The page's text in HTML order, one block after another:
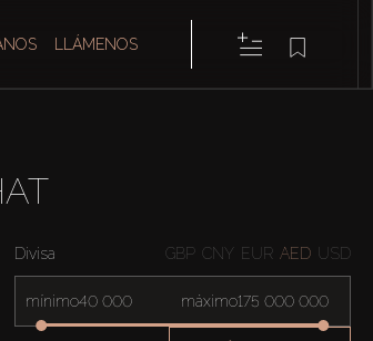
LLÁMENOS
Divisa GBP CNY EUR AED USD
mínimo máximo